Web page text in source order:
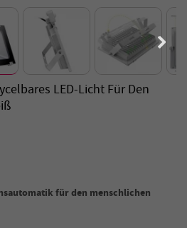
LED-Licht Für Den
für den menschlichen